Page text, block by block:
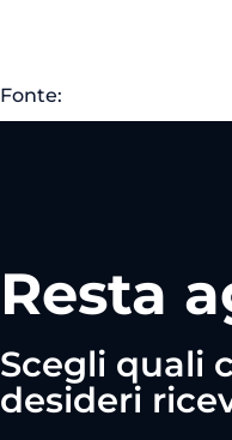
Fonte:
Resta
Scegli quali
desideri